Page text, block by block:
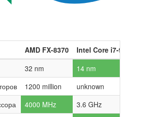
AMD FX-8370
Intel Core i7-
32 nm
14 nm
1200 million
unknown
4000 MHz
3.6 GHz